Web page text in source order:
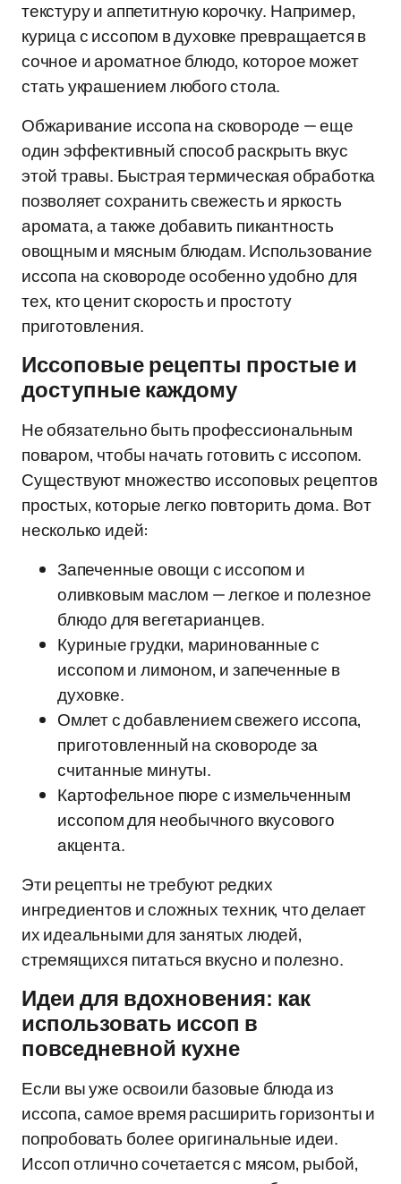
текстуру и аппетитную корочку. Например,
курица с иссопом в духовке превращается в
сочное и ароматное блюдо, которое может
стать украшением любого стола.
Обжаривание иссопа на сковороде — еще
один эффективный способ раскрыть вкус
этой травы. Быстрая термическая обработка
позволяет сохранить свежесть и яркость
аромата, а также добавить пикантность
овощным и мясным блюдам. Использование
иссопа на сковороде особенно удобно для
тех, кто ценит скорость и простоту
приготовления.
Иссоповые рецепты простые и
доступные каждому
Не обязательно быть профессиональным
поваром, чтобы начать готовить с иссопом.
Существуют множество иссоповых рецептов
простых, которые легко повторить дома. Вот
несколько идей:
Запеченные овощи с иссопом и
оливковым маслом — легкое и полезное
блюдо для вегетарианцев.
Куриные грудки, маринованные с
иссопом и лимоном, и запеченные в
духовке.
Омлет с добавлением свежего иссопа,
приготовленный на сковороде за
считанные минуты.
Картофельное пюре с измельченным
иссопом для необычного вкусового
акцента.
Эти рецепты не требуют редких
ингредиентов и сложных техник, что делает
их идеальными для занятых людей,
стремящихся питаться вкусно и полезно.
Идеи для вдохновения: как
использовать иссоп в
повседневной кухне
Если вы уже освоили базовые блюда из
иссопа, самое время расширить горизонты и
попробовать более оригинальные идеи.
Иссоп отлично сочетается с мясом, рыбой,